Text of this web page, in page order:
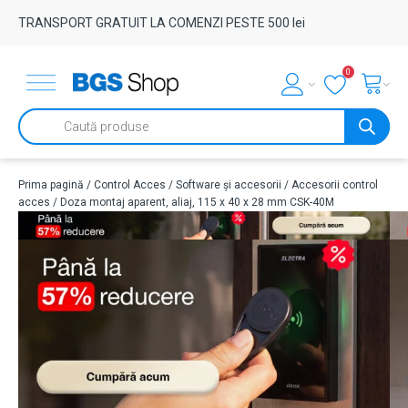
TRANSPORT GRATUIT LA COMENZI PESTE 500 lei
0
Products
search
Prima pagină / Control Acces / Software și accesorii / Accesorii control
acces / Doza montaj aparent, aliaj, 115 x 40 x 28 mm CSK-40M